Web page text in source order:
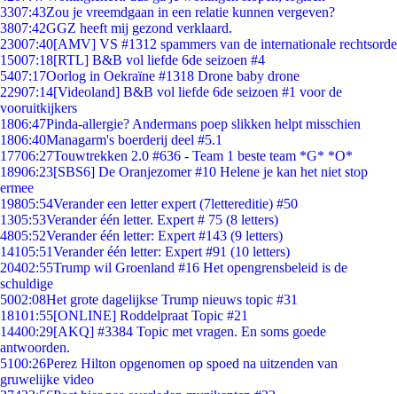
3307:43Zou je vreemdgaan in een relatie kunnen vergeven?
3807:42GGZ heeft mij gezond verklaard.
23007:40[AMV] VS #1312 spammers van de internationale rechtsorde
15007:18[RTL] B&B vol liefde 6de seizoen #4
5407:17Oorlog in Oekraïne #1318 Drone baby drone
22907:14[Videoland] B&B vol liefde 6de seizoen #1 voor de
vooruitkijkers
1806:47Pinda-allergie? Andermans poep slikken helpt misschien
1806:40Managarm's boerderij deel #5.1
17706:27Touwtrekken 2.0 #636 - Team 1 beste team *G* *O*
18906:23[SBS6] De Oranjezomer #10 Helene je kan het niet stop
ermee
19805:54Verander een letter expert (7lettereditie) #50
1305:53Verander één letter. Expert # 75 (8 letters)
4805:52Verander één letter: Expert #143 (9 letters)
14105:51Verander één letter: Expert #91 (10 letters)
20402:55Trump wil Groenland #16 Het opengrensbeleid is de
schuldige
5002:08Het grote dagelijkse Trump nieuws topic #31
18101:55[ONLINE] Roddelpraat Topic #21
14400:29[AKQ] #3384 Topic met vragen. En soms goede
antwoorden.
5100:26Perez Hilton opgenomen op spoed na uitzenden van
gruwelijke video